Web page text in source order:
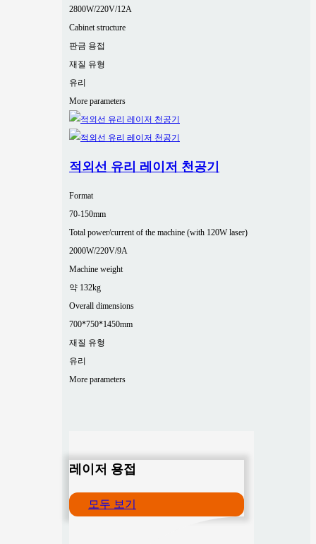
2800W/220V/12A
Cabinet structure
판금 용접
재질 유형
유리
More parameters
적외선 유리 레이저 천공기
Format
70-150mm
Total power/current of the machine (with 120W laser)
2000W/220V/9A
Machine weight
약 132kg
Overall dimensions
700*750*1450mm
재질 유형
유리
More parameters
레이저 용접
모두 보기